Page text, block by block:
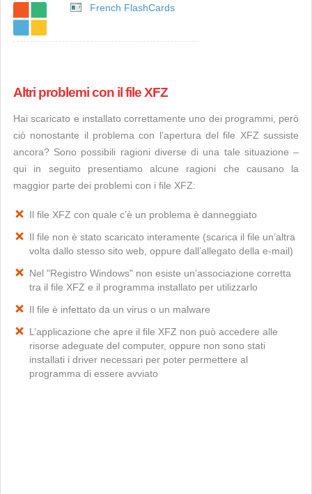
French FlashCards
Altri problemi con il file XFZ
Hai scaricato e installato correttamente uno dei programmi, però
ciò nonostante il problema con l’apertura del file XFZ sussiste
ancora? Sono possibili ragioni diverse di una tale situazione –
qui in seguito presentiamo alcune ragioni che causano la
maggior parte dei problemi con i file XFZ:
Il file XFZ con quale c’è un problema è danneggiato
Il file non è stato scaricato interamente (scarica il file un’altra
volta dallo stesso sito web, oppure dall’allegato della e-mail)
Nel "Registro Windows" non esiste un’associazione corretta
tra il file XFZ e il programma installato per utilizzarlo
Il file è infettato da un virus o un malware
L’applicazione che apre il file XFZ non può accedere alle
risorse adeguate del computer, oppure non sono stati
installati i driver necessari per poter permettere al
programma di essere avviato